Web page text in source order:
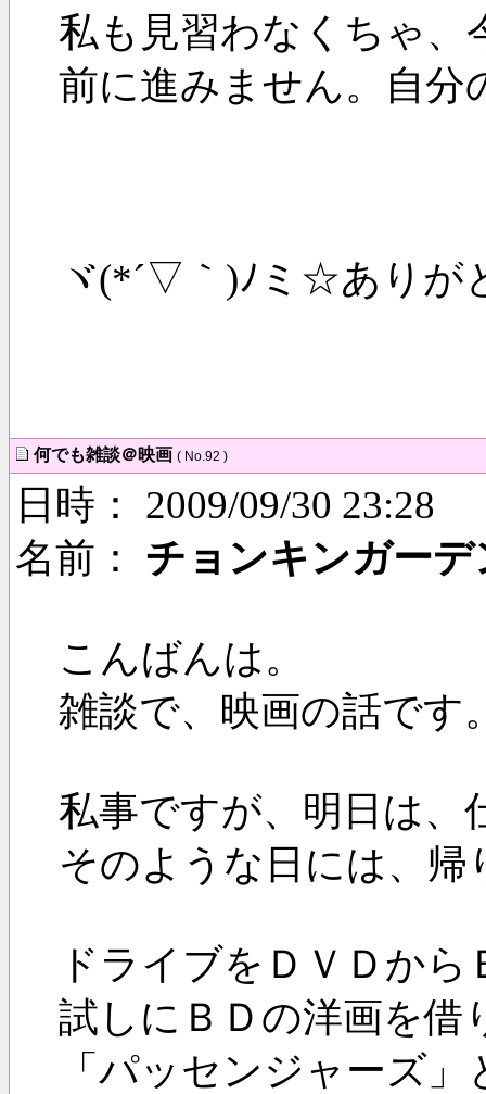
私も見習わなくちゃ、
前に進みません。自分
ヾ(*´▽｀)ﾉミ☆ありが
何でも雑談＠映画 ( No.92 )
日時： 2009/09/30 23:28
名前： チョンキンガーデ
こんばんは。
雑談で、映画の話です
私事ですが、明日は、
そのような日には、
ドライブをＤＶＤか
試しにＢＤの洋画を借
「パッセンジャーズ